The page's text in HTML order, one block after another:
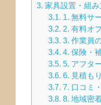
3. 家具設置・組
3.1. 1. 無料サ
3.2. 2. 有料オ
3.3. 3. 作業員
3.4. 4. 保険・
3.5. 5. アフタ
3.6. 6. 見積も
3.7. 7. 口コミ
3.8. 8. 地域密